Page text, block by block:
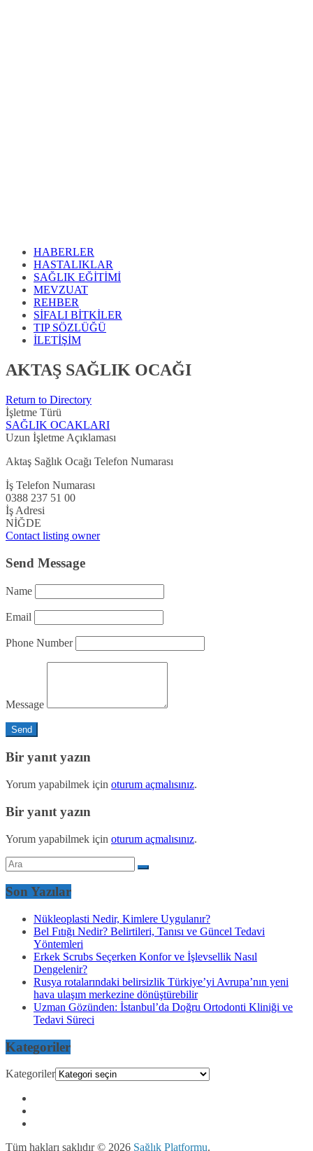
HABERLER
HASTALIKLAR
SAĞLIK EĞİTİMİ
MEVZUAT
REHBER
SİFALI BİTKİLER
TIP SÖZLÜĞÜ
İLETİŞİM
AKTAŞ SAĞLIK OCAĞI
Return to Directory
İşletme Türü
SAĞLIK OCAKLARI
Uzun İşletme Açıklaması
Aktaş Sağlık Ocağı Telefon Numarası
İş Telefon Numarası
0388 237 51 00
İş Adresi
NİĞDE
Contact listing owner
Send Message
Name
Email
Phone Number
Message
Bir yanıt yazın
Yorum yapabilmek için oturum açmalısınız.
Bir yanıt yazın
Yorum yapabilmek için oturum açmalısınız.
Son Yazılar
Nükleoplasti Nedir, Kimlere Uygulanır?
Bel Fıtığı Nedir? Belirtileri, Tanısı ve Güncel Tedavi
Yöntemleri
Erkek Scrubs Seçerken Konfor ve İşlevsellik Nasıl
Dengelenir?
Rusya rotalarındaki belirsizlik Türkiye’yi Avrupa’nın yeni
hava ulaşım merkezine dönüştürebilir
Uzman Gözünden: İstanbul’da Doğru Ortodonti Kliniği ve
Tedavi Süreci
Kategoriler
Kategoriler
Tüm hakları saklıdır © 2026 Sağlık Platformu.